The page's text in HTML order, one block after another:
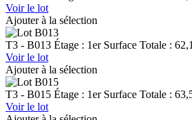
Voir le lot
Ajouter à la sélection
T3 - B013 Étage : 1er Surface Totale :
Voir le lot
Ajouter à la sélection
T3 - B015 Étage : 1er Surface Totale :
Voir le lot